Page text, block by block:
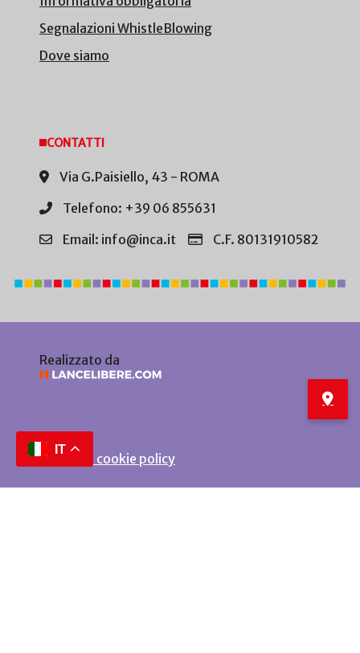
Segnalazioni WhistleBlowing
Dove siamo
CONTATTI
Via G.Paisiello, 43 - ROMA
Telefono: +39 06 855631
Email: info@inca.it
C.F. 80131910582
Realizzato da
Privacy e cookie policy
IT